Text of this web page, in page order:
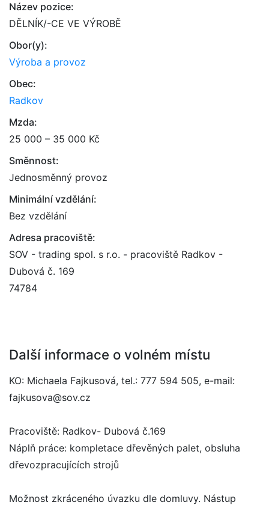
Název pozice:
DĚLNÍK/-CE VE VÝROBĚ
Obor(y):
Výroba a provoz
Obec:
Radkov
Mzda:
25 000 – 35 000 Kč
Směnnost:
Jednosměnný provoz
Minimální vzdělání:
Bez vzdělání
Adresa pracoviště:
SOV - trading spol. s r.o. - pracoviště Radkov -
Dubová č. 169
74784
Další informace o volném místu
KO: Michaela Fajkusová, tel.: 777 594 505, e-mail:
fajkusova@sov.cz
Pracoviště: Radkov- Dubová č.169
Náplň práce: kompletace dřevěných palet, obsluha
dřevozpracujících strojů
Možnost zkráceného úvazku dle domluvy. Nástup